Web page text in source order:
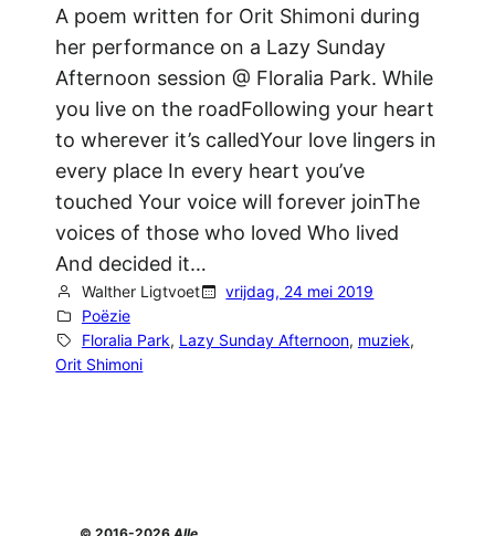
A poem written for Orit Shimoni during
her performance on a Lazy Sunday
Afternoon session @ Floralia Park. While
you live on the roadFollowing your heart
to wherever it’s calledYour love lingers in
every place In every heart you’ve
touched Your voice will forever joinThe
voices of those who loved Who lived
And decided it…
Walther Ligtvoet
vrijdag, 24 mei 2019
Poëzie
Floralia Park, Lazy Sunday Afternoon, muziek,
Orit Shimoni